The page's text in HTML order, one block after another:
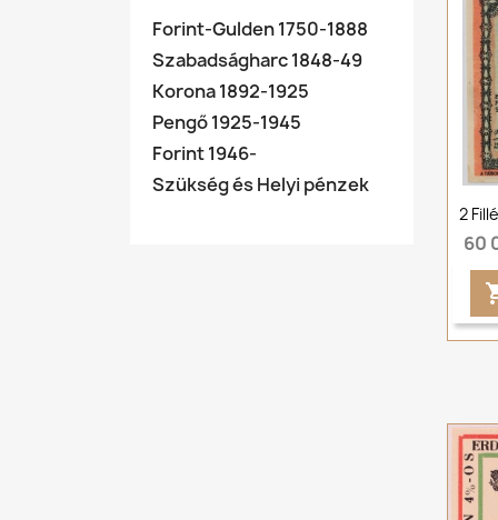
Forint-Gulden 1750-1888
Szabadságharc 1848-49
Korona 1892-1925
Pengő 1925-1945
Forint 1946-
Szükség és Helyi pénzek
2
60